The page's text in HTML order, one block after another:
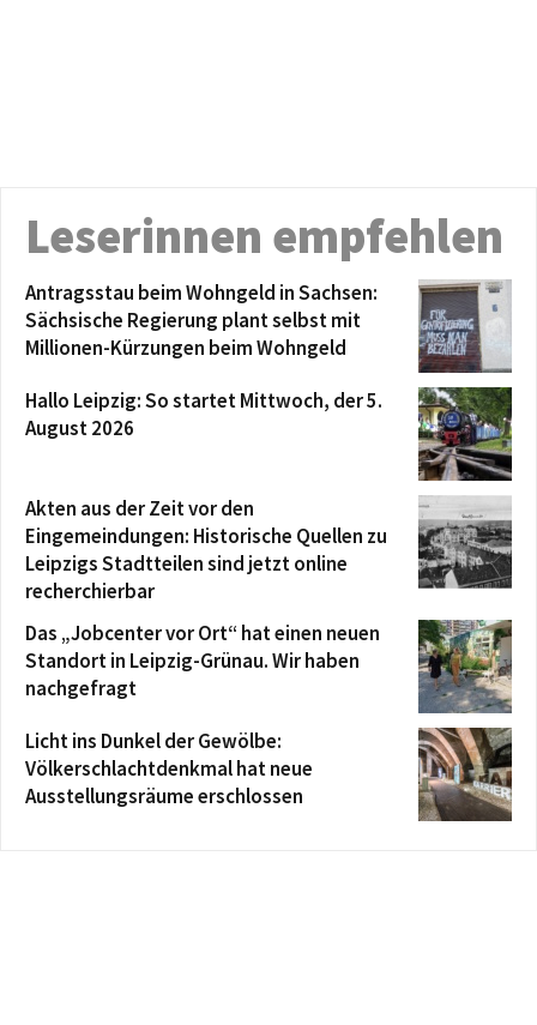
Leserinnen empfehlen
Antragsstau beim Wohngeld in Sachsen:
Sächsische Regierung plant selbst mit
Millionen-Kürzungen beim Wohngeld
Hallo Leipzig: So startet Mittwoch, der 5.
August 2026
Akten aus der Zeit vor den
Eingemeindungen: Historische Quellen zu
Leipzigs Stadtteilen sind jetzt online
recherchierbar
Das „Jobcenter vor Ort“ hat einen neuen
Standort in Leipzig-Grünau. Wir haben
nachgefragt
Licht ins Dunkel der Gewölbe:
Völkerschlachtdenkmal hat neue
Ausstellungsräume erschlossen